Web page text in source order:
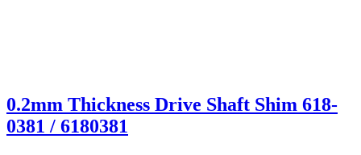
0.2mm Thickness Drive Shaft Shim 618-
0381 / 6180381